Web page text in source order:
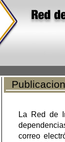
La Red de
correo